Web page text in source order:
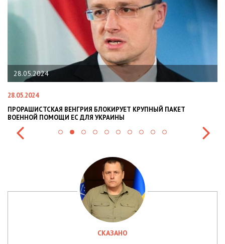
28.05.2024
28.05.2024
ПРОРАШИСТСКАЯ ВЕНГРИЯ БЛОКИРУЕТ КРУПНЫЙ ПАКЕТ
ВОЕННОЙ ПОМОЩИ ЕС ДЛЯ УКРАИНЫ
СКАЗАНО